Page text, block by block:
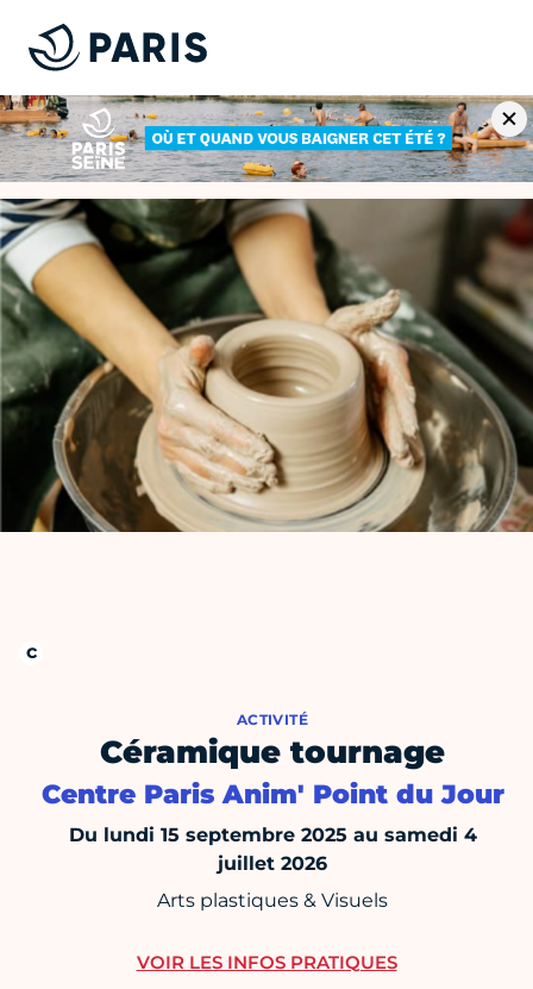
ACTIVITÉ
Céramique tournage
Centre Paris Anim' Point du Jour
Du lundi 15 septembre 2025 au samedi 4
juillet 2026
Arts plastiques & Visuels
VOIR LES INFOS PRATIQUES